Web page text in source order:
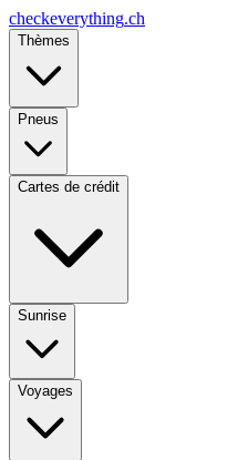
checkeverything.ch
Thèmes
Pneus
Cartes de crédit
Sunrise
Voyages